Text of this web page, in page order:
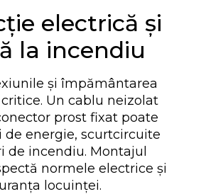
electrică și
la incendiu
și împământarea
Un cablu neizolat
prost fixat poate
de energie, scurtcircuite
de incendiu. Montajul
normele electrice și
locuinței.